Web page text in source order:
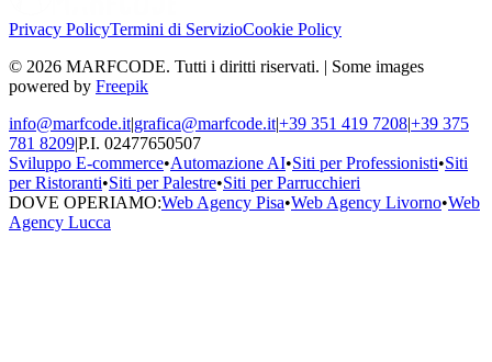
Privacy PolicyTermini di ServizioCookie Policy
© 2026 MARFCODE. Tutti i diritti riservati. | Some images
powered by Freepik
info@marfcode.it|grafica@marfcode.it|+39 351 419 7208|+39 375
781 8209|P.I. 02477650507
Sviluppo E-commerce•Automazione AI•Siti per Professionisti•Siti
per Ristoranti•Siti per Palestre•Siti per Parrucchieri
DOVE OPERIAMO:Web Agency Pisa•Web Agency Livorno•Web
Agency Lucca